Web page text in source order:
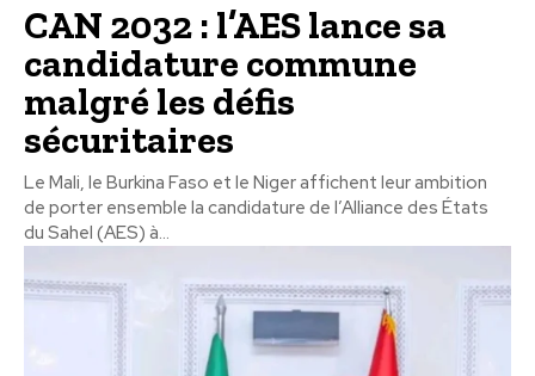
CAN 2032 : l’AES lance sa
candidature commune
malgré les défis
sécuritaires
Le Mali, le Burkina Faso et le Niger affichent leur ambition
de porter ensemble la candidature de l’Alliance des États
du Sahel (AES) à...